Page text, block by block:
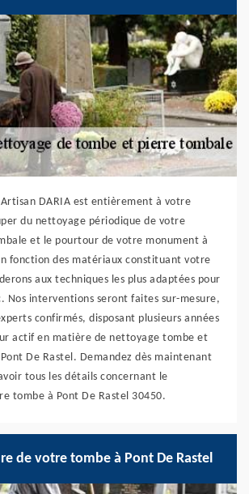
DARIA est entièrement à votre
du nettoyage périodique de votre
et le pourtour de votre monument à
fonction des matériaux constituant votre
aux techniques les plus adaptées pour
Nos interventions seront faites sur-mesure,
confirmés, disposant plusieurs années
actif en matière de nettoyage tombe et
De Rastel. Demandez dès maintenant
tous les détails concernant le
tombe à Pont De Rastel 30450.
de votre tombe à Pont De Rastel